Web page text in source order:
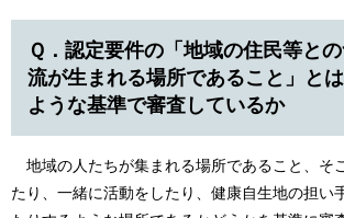
Ｑ．認定要件の「地域の住民等と
流が生まれる場所であること」と
ような基準で審査しているか
地域の人たちが集まれる場所であること、そ
たり、一緒に活動をしたり、健康自生地の担い